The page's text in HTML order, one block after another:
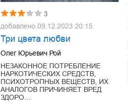
3
добавлено 09.12.2023 20:15
Три цвета любви
Олег Юрьевич Рой
НЕЗАКОННОЕ ПОТРЕБЛЕНИЕ
НАРКОТИЧЕСКИХ СРЕДСТВ,
ПСИХОТРОПНЫХ ВЕЩЕСТВ, ИХ
АНАЛОГОВ ПРИЧИНЯЕТ ВРЕД
ЗДОРО…